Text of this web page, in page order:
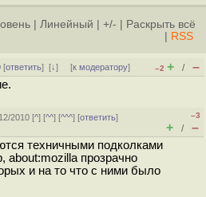
Линейный +/-
Раскрыть всё
RSS
[ответить][↓] [к модератору] –2 + / –
2010 [^] [^^] [^^^] [ответить]
–3
+ / –
техничными подколками
about:mozilla прозрачно
и на то что с ними было